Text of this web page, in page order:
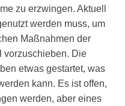
zu erzwingen. Aktuell
werden muss, um
Maßnahmen der
vorzuschieben. Die
etwas gestartet, was
kann. Es ist offen,
werden, aber eines